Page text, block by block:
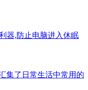
器,防止电脑进入休眠
集了日常生活中常用的